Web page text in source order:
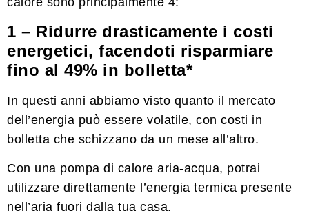
1 – Ridurre drasticamente i costi
energetici, facendoti risparmiare
fino al 49% in bolletta*
In questi anni abbiamo visto quanto il mercato
dell’energia può essere volatile, con costi in
bolletta che schizzano da un mese all’altro.
Con una pompa di calore aria-acqua, potrai
utilizzare direttamente l’energia termica presente
nell’aria fuori dalla tua casa.